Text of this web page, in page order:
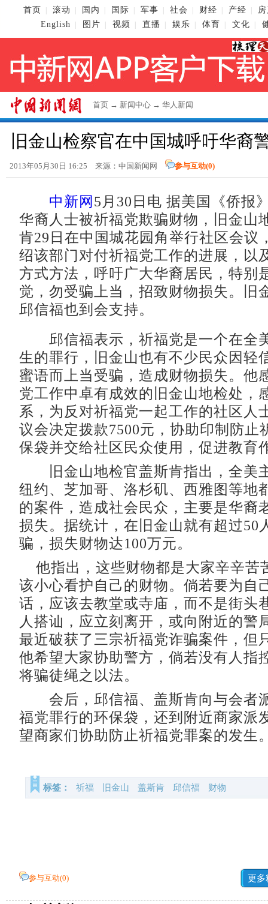
首页 滚动 国内 国际 军事 社会 财经 产经
English
图片 视频 直播 娱乐 体育 文化
首页 → 新闻中心 → 华人新闻
旧金山检察官在中国城呼吁华裔
2013年05月30日 16:25 来源： 中国新闻网 参与互动(0)
中新网 5月30日电 据美国《侨报
华裔人士被祈福党欺骗财物，旧金山
肯29日在中国城花园角举行社区会议
绍该部门对付祈福党工作的进展，以
方式方法，呼吁广大华裔居民，特别
觉，勿受骗上当，招致财物损失。旧
邱信福也到会支持。
邱信福表示，祈福党是一个在全
生的罪行，旧金山也有不少民众因轻
蜜语而上当受骗，造成财物损失。他
党工作中卓有成效的旧金山地检处，
系，为反对祈福党一起工作的社区人
议会决定拨款7500元，协助印制防止
保袋并交给社区民众使用，促进教育
旧金山地检官盖斯肯指出，全美
纽约、芝加哥、洛杉矶、西雅图等地
的案件，造成社会民众，主要是华裔
损失。据统计，在旧金山就有超过50
骗，损失财物达100万元。
他指出，这些财物都是大家辛辛苦
该小心看护自己的财物。倘若要为自
话，应该去教堂或寺庙，而不是街头
人搭讪，应立刻离开，或向附近的警
最近破获了三宗祈福党诈骗案件，但
他希望大家协助警方，倘若没有人指
将骗徒绳之以法。
会后，邱信福、盖斯肯向与会者
福党罪行的环保袋，还到附近商家派
望商家们协助防止祈福党罪案的发生
标签： 祈福 旧金山 盖斯肯 邱信福 财物
参与互动(0) 更多